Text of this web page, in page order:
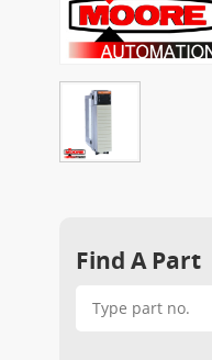
Find A Part